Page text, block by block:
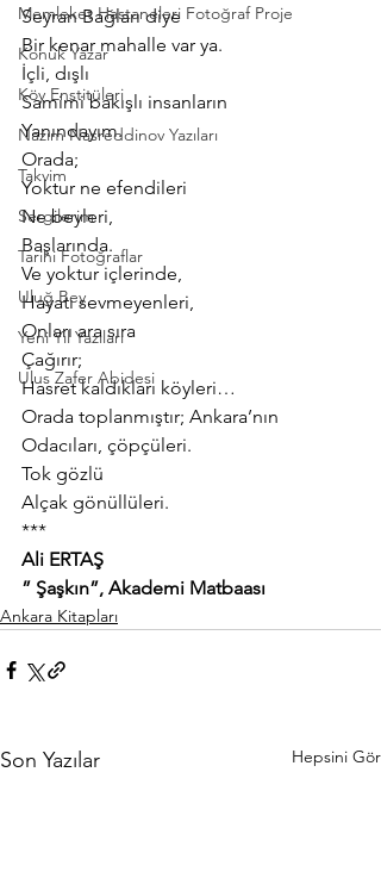
Memleket Hastaneleri Fotoğraf Proje
Konuk Yazar
Köy Enstitüleri
Nazim Nasreddinov Yazıları
Takvim
Sergilerim
Tarihi Fotoğraflar
Uluğ Bey
Yeni Yıl Yazıları
Ulus Zafer Abidesi
Seyran Bağları diye
Bir kenar mahalle var ya.
İçli, dışlı
Samimi bakışlı insanların
Yanındayım.
Orada;
Yoktur ne efendileri
Ne beyleri,
Başlarında.
Ve yoktur içlerinde,
Hayatı sevmeyenleri,
Onları ara sıra
Çağırır;
Hasret kaldıkları köyleri…
Orada toplanmıştır; Ankara’nın
Odacıları, çöpçüleri.
Tok gözlü
Alçak gönüllüleri.
***
Ali ERTAŞ
” Şaşkın”, Akademi Matbaası
Ankara Kitapları
Son Yazılar Hepsini Gör